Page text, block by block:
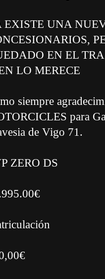
EXISTE UNA
EN EL
LO MERECE
siempre
para
de Vigo 71.
ZERO DS